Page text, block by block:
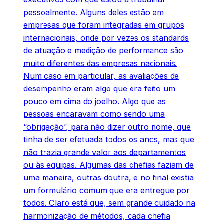
pessoalmente. Alguns deles estão em
empresas que foram integradas em grupos
internacionais, onde por vezes os standards
de atuação e medição de performance são
muito diferentes das empresas nacionais.
Num caso em particular, as avaliações de
desempenho eram algo que era feito um
pouco em cima do joelho. Algo que as
pessoas encaravam como sendo uma
“obrigação”, para não dizer outro nome, que
tinha de ser efetuada todos os anos, mas que
não trazia grande valor aos departamentos
ou às equipas. Algumas das chefias faziam de
uma maneira, outras doutra, e no final existia
um formulário comum que era entregue por
todos. Claro está que, sem grande cuidado na
harmonização de métodos, cada chefia